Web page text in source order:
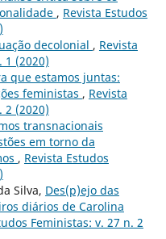
, Revista Estudos
decolonial , Revista
1 (2020)
que estamos juntas:
feministas , Revista
2 (2020)
transnacionais
em torno da
, Revista Estudos
Silva, Des(p)ejo das
diários de Carolina
Feministas: v. 27 n. 2